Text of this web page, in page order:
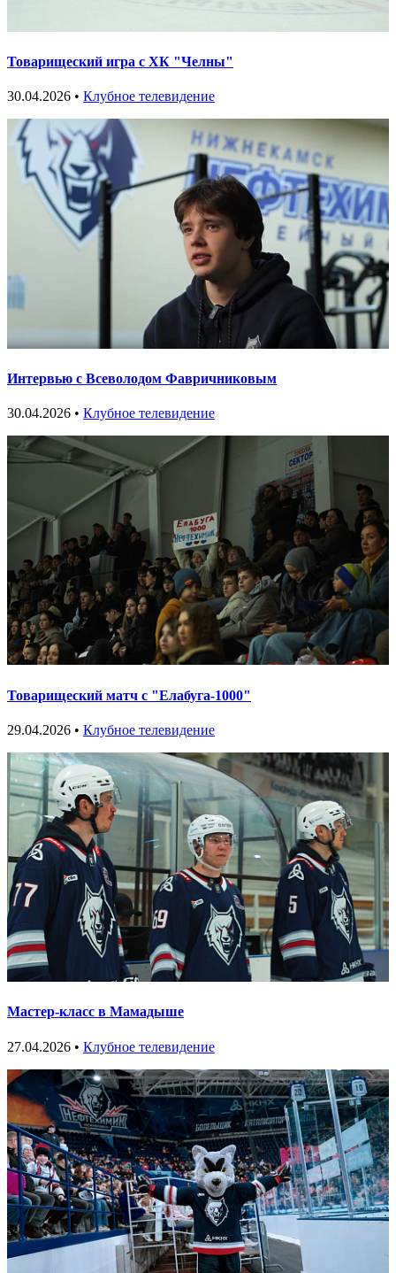
Товарищеский игра с ХК "Челны"
30.04.2026 • Клубное телевидение
Интервью с Всеволодом Фавричниковым
30.04.2026 • Клубное телевидение
Товарищеский матч с "Елабуга-1000"
29.04.2026 • Клубное телевидение
Мастер-класс в Мамадыше
27.04.2026 • Клубное телевидение